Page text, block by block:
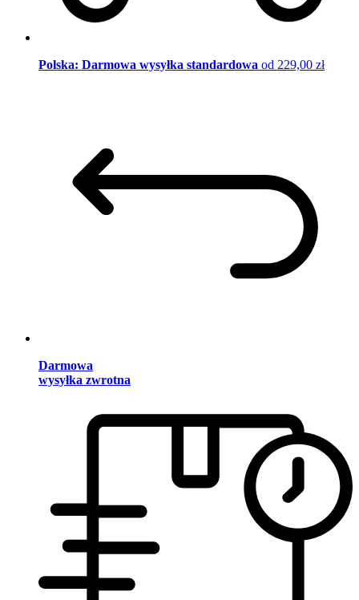
Polska: Darmowa wysyłka standardowa od 229,00 zł
Darmowa
wysyłka zwrotna